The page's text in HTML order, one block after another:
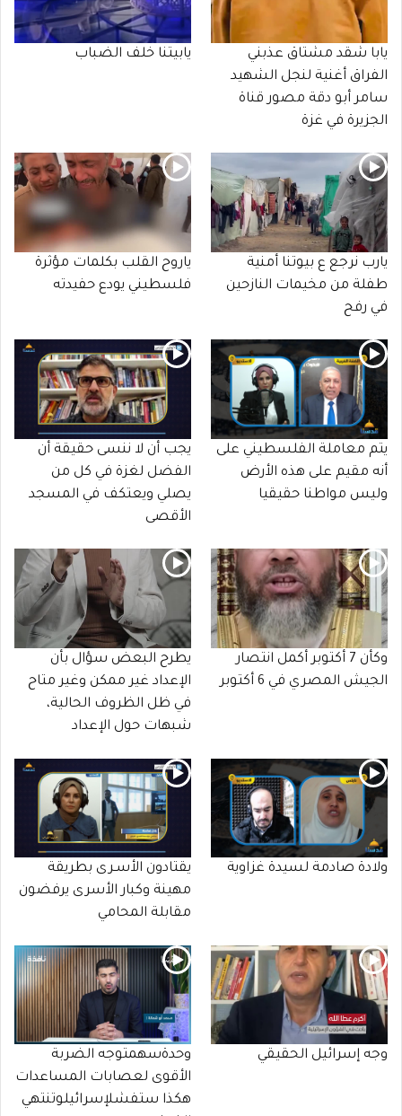
يابا شقد مشتاق عذبني
الفراق أغنية لنجل الشهيد
سامر أبو دقة مصور قناة
الجزيرة في غزة
يابيتنا خلف الضباب
يارب نرجع ع بيوتنا أمنية
طفلة من مخيمات النازحين
في رفح
ياروح القلب بكلمات مؤثرة
فلسطيني يودع حفيدته
يتم معاملة الفلسطيني على
أنه مقيم على هذه الأرض
وليس مواطنا حقيقيا
يجب أن لا ننسى حقيقة أن
الفضل لغزة في كل من
يصلي ويعتكف في المسجد
الأقصى
وكأن 7 أكتوبر أكمل انتصار
الجيش المصري في 6 أكتوبر
يطرح البعض سؤال بأن
الإعداد غير ممكن وغير متاح
في ظل الظروف الحالية،
شبهات حول الإعداد
ولادة صادمة لسيدة غزاوية
يقتادون الأسـرى بطريقة
مهينة وكبار الأسرى يرفضون
مقابلة المحامي
وجه إسرائيل الحقيقي
وحدةسهمتوجه الضربة
الأقوى لعصابات المساعدات
هكذا ستفشلإسرائيلوتنتهي